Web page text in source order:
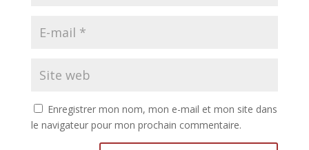
Enregistrer mon nom, mon e-mail et mon site dans
le navigateur pour mon prochain commentaire.